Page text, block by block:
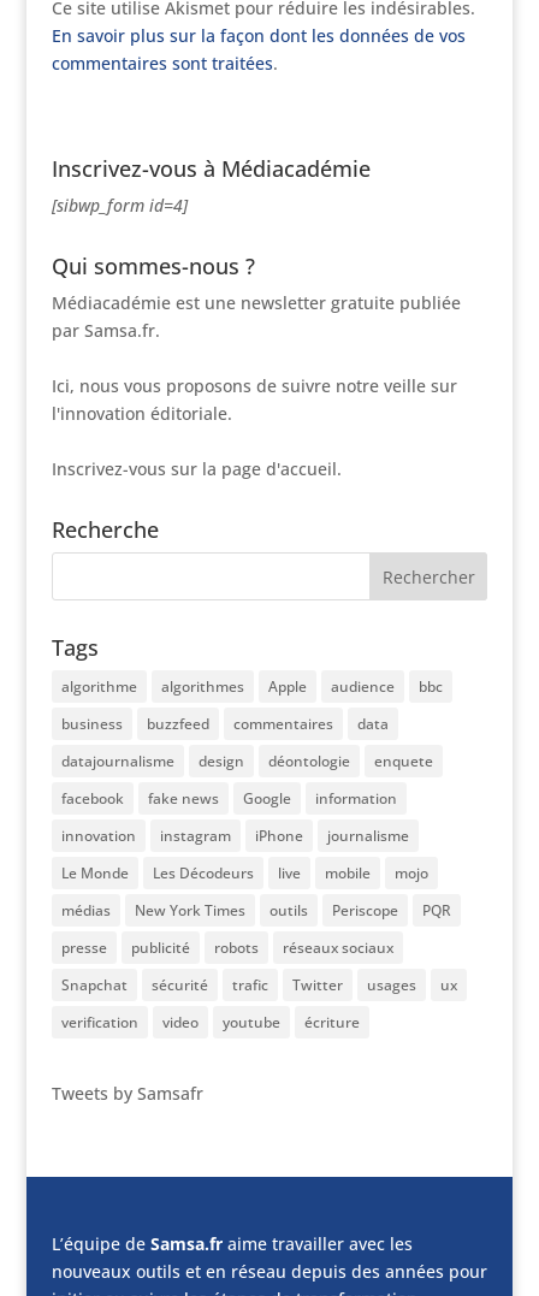
Ce site utilise Akismet pour réduire les indésirables.
En savoir plus sur la façon dont les données de vos
commentaires sont traitées.
Inscrivez-vous à Médiacadémie
[sibwp_form id=4]
Qui sommes-nous ?
Médiacadémie est une newsletter gratuite publiée
par Samsa.fr.
Ici, nous vous proposons de suivre notre veille sur
l'innovation éditoriale.
Inscrivez-vous sur la page d'accueil.
Recherche
Tags
algorithme algorithmes Apple audience
bbc
business
buzzfeed commentaires
data
datajournalisme
design déontologie
enquete
facebook
fake news Google
information
innovation
instagram iPhone
journalisme
Le Monde
Les Décodeurs live mobile
mojo
médias
New York Times outils Periscope
PQR
presse
publicité robots
réseaux sociaux
Snapchat
sécurité trafic Twitter usages
ux
verification
video youtube écriture
Tweets by Samsafr
L’équipe de Samsa.fraime travailler avec les
nouveaux outils et en réseau depuis des années pour